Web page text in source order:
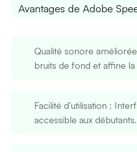
Avantages de Adobe
Qualité sonore améliorée
bruits de fond et affine la
Facilité d’utilisation :
accessible aux débutants.